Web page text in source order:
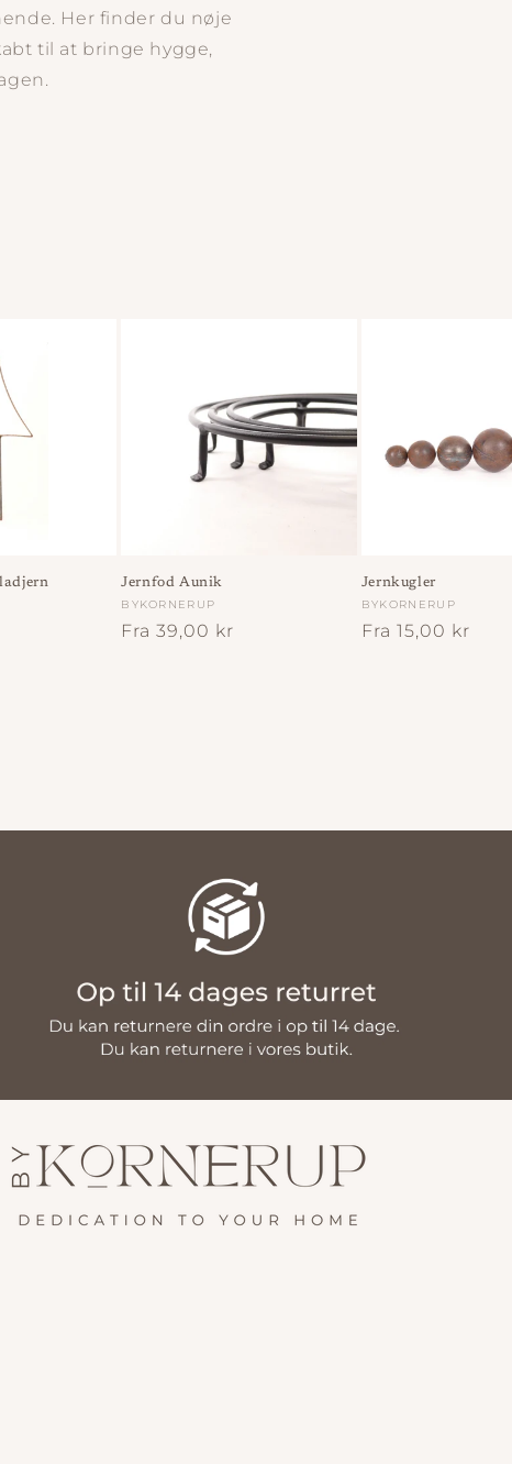
Her finder du nøje
til at bringe hygge,
Jernfod Aunik
Forhandler:
BYKORNERUP
Normalpris
Fra 39,00 kr
Jernkugler
Forhandler:
BYKORNERUP
Normalpris
Fra 15,00 kr